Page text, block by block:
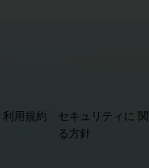
利用規約
セキュリティに
る方針